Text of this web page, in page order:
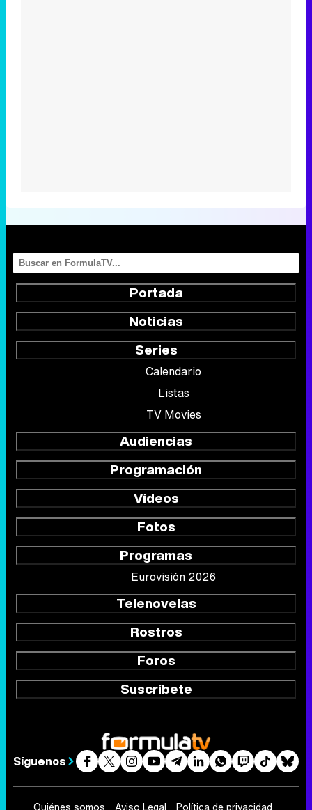
Portada
Noticias
Series
Calendario
Listas
TV Movies
Audiencias
Programación
Vídeos
Fotos
Programas
Eurovisión 2026
Telenovelas
Rostros
Foros
Suscríbete
Síguenos
Quiénes somos Aviso Legal Política de privacidad